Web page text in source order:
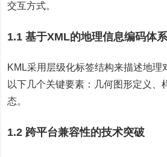
交互方式。
1.1 基于XML的地理信息编码体
KML采用层级化标签结构来描述地理
以下几个关键要素：几何图形定义、
态。
1.2 跨平台兼容性的技术突破